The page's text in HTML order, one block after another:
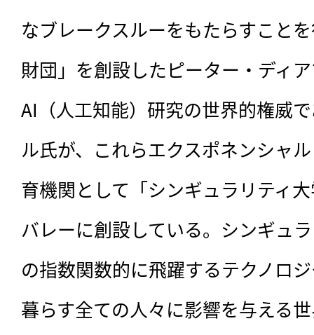
なブレークスルーをもたらすこと
財団」を創設したピーター・ディ
AI（人工知能）研究の世界的権威
ル氏が、これらエクスポネンシャ
育機関として「シンギュラリティ
バレーに創設している。シンギュ
の指数関数的に飛躍するテクノロ
暮らす全ての人々に影響を与える